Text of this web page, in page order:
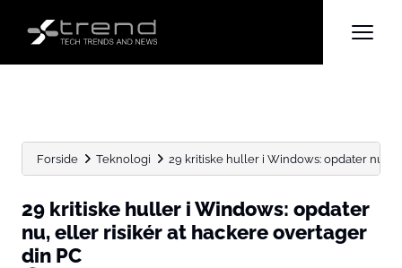
Forside Teknologi 29 kritiske huller i Windows: opdater nu,
29 kritiske huller i Windows: opdater
nu, eller risikér at hackere overtager
din PC